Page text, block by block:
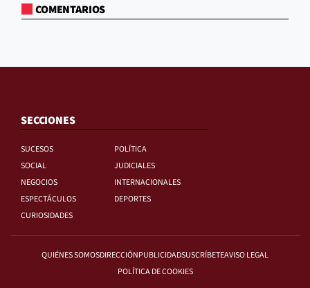
COMENTARIOS
SECCIONES
SUCESOS
POLÍTICA
SOCIAL
JUDICIALES
NEGOCIOS
INTERNACIONALES
ESPECTÁCULOS
DEPORTES
CURIOSIDADES
QUIÉNES SOMOSDIRECCIÓNPUBLICIDADSUSCRÍBETEAVISO LEGAL
POLÍTICA DE COOKIES